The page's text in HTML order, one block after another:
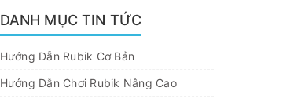
DANH MỤC TIN TỨC
Hướng Dẫn Rubik Cơ Bản
Hướng Dẫn Chơi Rubik Nâng Cao